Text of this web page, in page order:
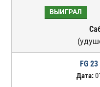
ВЫИГРАЛ
FG
Дата: